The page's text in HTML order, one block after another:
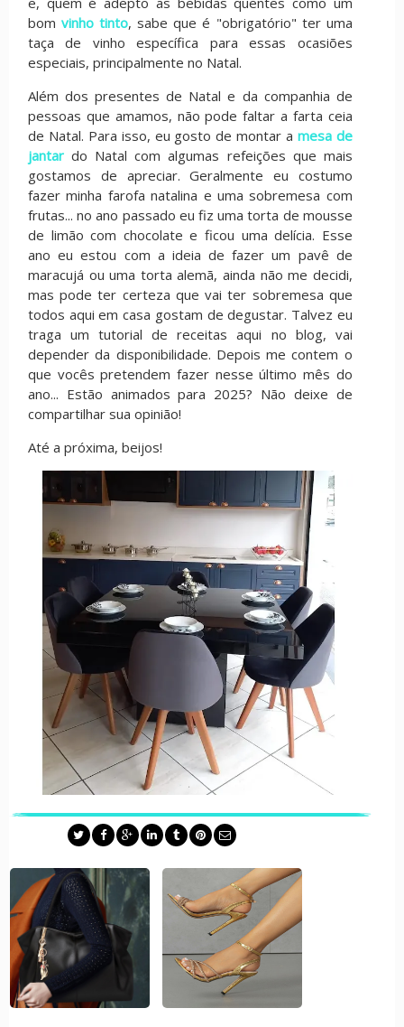
bomvinho tinto, sabe que é "obrigatório" ter uma
taça de vinho específica para essas ocasiões
especiais, principalmente no Natal.
Além dos presentes de Natal e da companhia de
pessoas que amamos, não pode faltar a farta ceia
de Natal. Para isso, eu gosto de montar a mesa de
jantar do Natal com algumas refeições que mais
gostamos de apreciar. Geralmente eu costumo
fazer minha farofa natalina e uma sobremesa com
frutas... no ano passado eu fiz uma torta de mousse
de limão com chocolate e ficou uma delícia. Esse
ano eu estou com a ideia de fazer um pavê de
maracujá ou uma torta alemã, ainda não me decidi,
mas pode ter certeza que vai ter sobremesa que
todos aqui em casa gostam de degustar. Talvez eu
traga um tutorial de receitas aqui no blog, vai
depender da disponibilidade. Depois me contem o
que vocês pretendem fazer nesse último mês do
ano... Estão animados para 2025? Não deixe de
compartilhar sua opinião!
Até a próxima, beijos!